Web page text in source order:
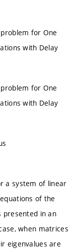
for One
with Delay
for One
with Delay
a system of linear
of the
presented in an
when matrices
eigenvalues are